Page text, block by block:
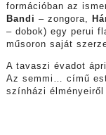
formációban az
Bandi – zongora,
– dobok) egy perui
műsoron saját
A tavaszi évadot
Az semmi… című
színházi